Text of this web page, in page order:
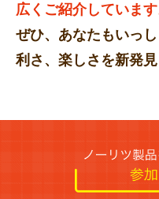
広くご紹介しています
ぜひ、あなたもいっ
利さ、楽しさを新発見